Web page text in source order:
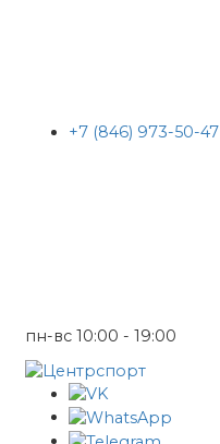
+7 (846) 973-50-47
пн-вс 10:00 - 19:00